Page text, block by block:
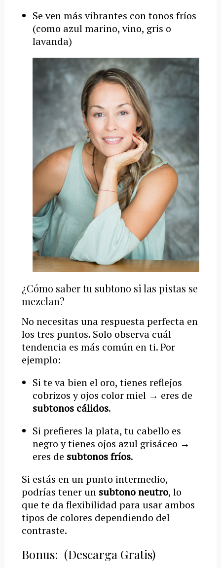
Se ven más vibrantes con tonos fríos
(como azul marino, vino, gris o
lavanda)
¿Cómo saber tu subtono si las pistas se
mezclan?
No necesitas una respuesta perfecta en
los tres puntos. Solo observa cuál
tendencia es más común en ti. Por
ejemplo:
Si te va bien el oro, tienes reflejos
cobrizos y ojos color miel → eres de
subtonos cálidos.
Si prefieres la plata, tu cabello es
negro y tienes ojos azul grisáceo →
eres de subtonos fríos.
Si estás en un punto intermedio,
podrías tener un subtono neutro, lo
que te da flexibilidad para usar ambos
tipos de colores dependiendo del
contraste.
Bonus: (Descarga Gratis)